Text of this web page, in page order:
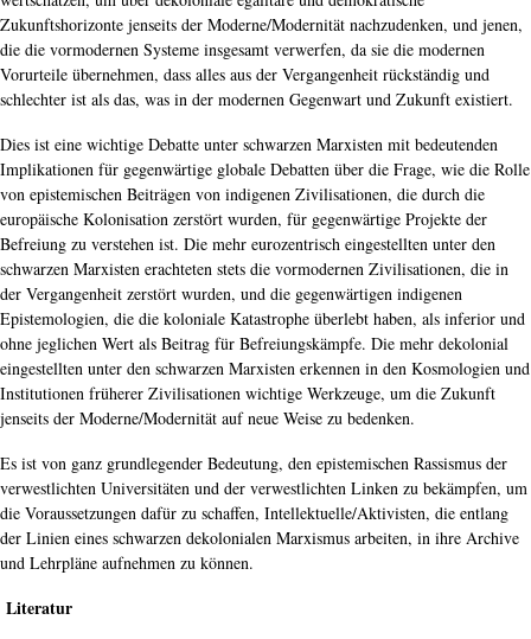
Zukunftshorizonte jenseits der Moderne/Modernität nachzudenken, und jenen,
die die vormodernen Systeme insgesamt verwerfen, da sie die modernen
Vorurteile übernehmen, dass alles aus der Vergangenheit rückständig und
schlechter ist als das, was in der modernen Gegenwart und Zukunft existiert.
Dies ist eine wichtige Debatte unter schwarzen Marxisten mit bedeutenden
Implikationen für gegenwärtige globale Debatten über die Frage, wie die Rolle
von epistemischen Beiträgen von indigenen Zivilisationen, die durch die
europäische Kolonisation zerstört wurden, für gegenwärtige Projekte der
Befreiung zu verstehen ist. Die mehr eurozentrisch eingestellten unter den
schwarzen Marxisten erachteten stets die vormodernen Zivilisationen, die in
der Vergangenheit zerstört wurden, und die gegenwärtigen indigenen
Epistemologien, die die koloniale Katastrophe überlebt haben, als inferior und
ohne jeglichen Wert als Beitrag für Befreiungskämpfe. Die mehr dekolonial
eingestellten unter den schwarzen Marxisten erkennen in den Kosmologien und
Institutionen früherer Zivilisationen wichtige Werkzeuge, um die Zukunft
jenseits der Moderne/Modernität auf neue Weise zu bedenken.
Es ist von ganz grundlegender Bedeutung, den epistemischen Rassismus der
verwestlichten Universitäten und der verwestlichten Linken zu bekämpfen, um
die Voraussetzungen dafür zu schaffen, Intellektuelle/Aktivisten, die entlang
der Linien eines schwarzen dekolonialen Marxismus arbeiten, in ihre Archive
und Lehrpläne aufnehmen zu können.
Literatur